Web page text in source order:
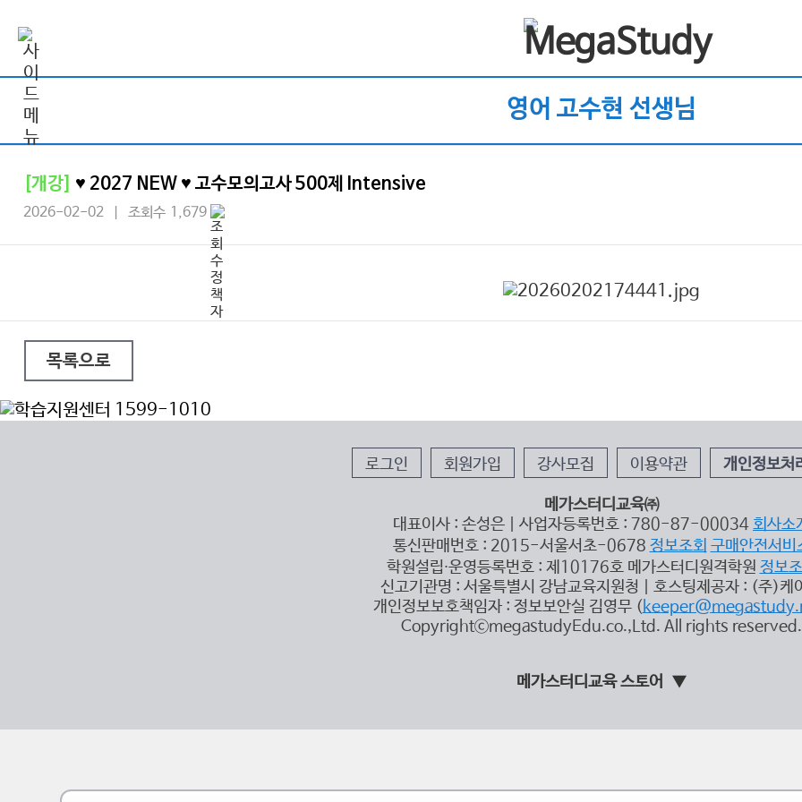
영어 고수현 선생님
[개강] ♥ 2027 NEW ♥ 고수모의고사 500제 Intensive
2026-02-02 | 조회수 1,679
목록으로
로그인 회원가입 강사모집 이용약관 개인정보처
메가스터디교육㈜
대표이사 : 손성은 | 사업자등록번호 : 780-87-00034 회사소
통신판매번호 : 2015-서울서초-0678 정보조회 구매안전서비
학원설립∙운영등록번호 : 제10176호 메가스터디원격학원 정보
신고기관명 : 서울특별시 강남교육지원청 | 호스팅제공자 : (주)케
개인정보보호책임자 : 정보보안실 김영무 (
CopyrightⓒmegastudyEdu.co.,Ltd. All rights reserved.
메가스터디교육 스토어